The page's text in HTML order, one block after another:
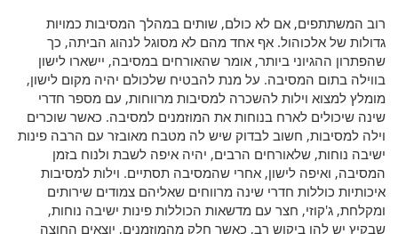
רוב המשתתפים, אם לא כולם, שותים במהלך המסיבות כמויות
גדולות של אלכוהול. אף אחד מהם לא מסוגל לנהוג הביתה, כך
שהפתרון ההגיוני ביותר, אומר שהאורחים במסיבה, יישארו לישון
בווילה בתום המסיבה. על מנת להבטיח שלכולם יהיה מקום לישון,
מומלץ למצוא וילות להשכרה למסיבות מרווחות, עם מספר חדרי
שינה שיכולים לארח בנוחות את המוזמנים למסיבה. כאשר שוכרים
וילה למסיבות, חשוב לבדוק שיש לה מטבח מאובזר עם הרבה פינות
ישיבה נוחות, שלאורחים הרבים, יהיה איפה לשבת ולנוח בזמן
המסיבה, ואיפה לישון, אחרי שהמסיבה תסתיים. וילות למסיבות
איכותיות כוללות חדרי שינה מרווחים שאליהם צמודים שירותים
ומקלחת, ג'קוזי, חצר עם מדשאות הכוללות פינות ישיבה נוחות,
שבקיץ יש להן ביקוש רב, כאשר חלק מהמוזמנים, יוצאים החוצה